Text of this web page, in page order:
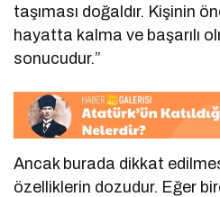
taşıması doğaldır. Kişinin
hayatta kalma ve başarılı
sonucudur.”
Ancak burada dikkat
özelliklerin dozudur. Eğer